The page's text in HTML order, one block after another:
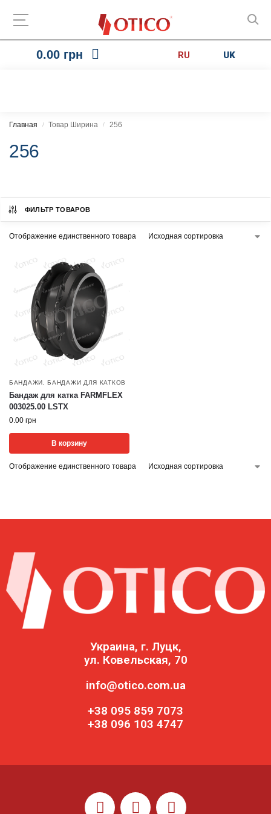
0.00 грн RU UK
Главная / Товар Ширина / 256
256
ФИЛЬТР ТОВАРОВ
Отображение единственного товара
БАНДАЖИ ,БАНДАЖИ ДЛЯ КАТКОВ
Бандаж для катка FARMFLEX
003025.00 LSTX
0.00 грн
В корзину
Отображение единственного товара
Украина, г. Луцк,
ул. Ковельская, 70
info@otico.com.ua
+38 095 859 7073
+38 096 103 4747